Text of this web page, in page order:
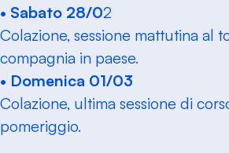
• Sabato 28/02
Colazione, sessione mattutina al
compagnia in paese.
• Domenica 01/03
Colazione, ultima sessione di
pomeriggio.